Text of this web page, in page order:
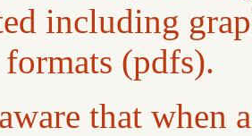
including
(pdfs).
that